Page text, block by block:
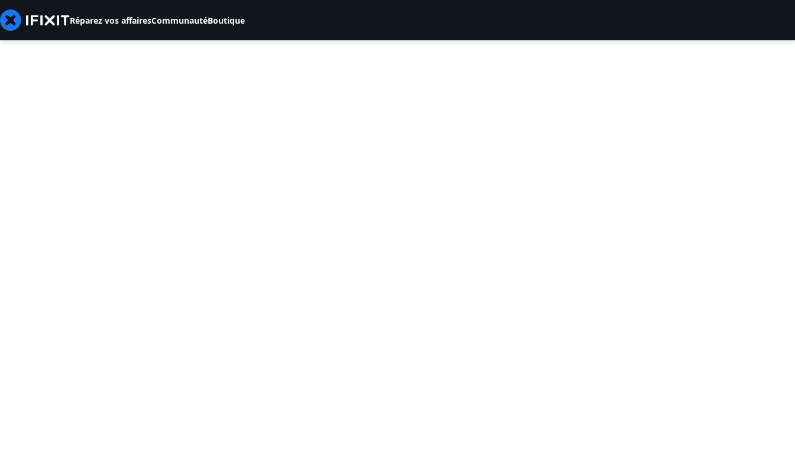
Réparez vos affairesCommunautéBoutique